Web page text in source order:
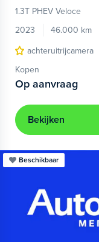
1.3T PHEV Veloce
2023
46.000 km
achteruitrijcamera
Kopen
Op aanvraag
Bekijken
Beschikbaar